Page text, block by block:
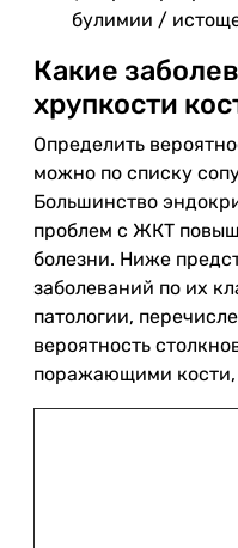
булимии /
Какие
хрупкости
Определить
можно по списку
Большинство
проблем с ЖКТ
болезни. Ниже
заболеваний по их
патологии,
вероятность
поражающими кости,